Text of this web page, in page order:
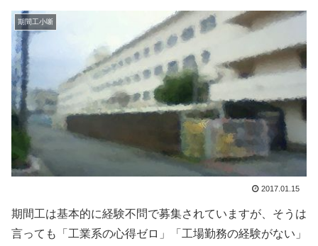
期間工小噺
2017.01.15
期間工は基本的に経験不問で募集されていますが、そうは
言っても「工業系の心得ゼロ」「工場勤務の経験がない」